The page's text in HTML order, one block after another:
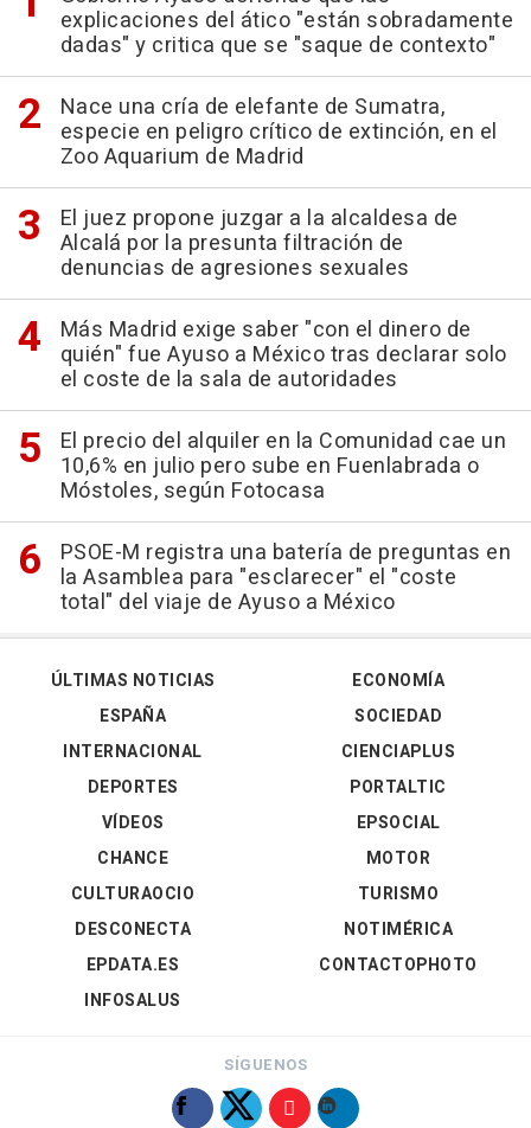
explicaciones del ático "están sobradamente
dadas" y critica que se "saque de contexto"
Nace una cría de elefante de Sumatra,
especie en peligro crítico de extinción, en el
Zoo Aquarium de Madrid
El juez propone juzgar a la alcaldesa de
Alcalá por la presunta filtración de
denuncias de agresiones sexuales
Más Madrid exige saber "con el dinero de
quién" fue Ayuso a México tras declarar solo
el coste de la sala de autoridades
El precio del alquiler en la Comunidad cae un
10,6% en julio pero sube en Fuenlabrada o
Móstoles, según Fotocasa
PSOE-M registra una batería de preguntas en
la Asamblea para "esclarecer" el "coste
total" del viaje de Ayuso a México
ÚLTIMAS NOTICIAS
ESPAÑA
INTERNACIONAL
DEPORTES
VÍDEOS
ECONOMÍA
SOCIEDAD
CIENCIAPLUS
PORTALTIC
EPSOCIAL
CHANCE
CULTURAOCIO
DESCONECTA
EPDATA.ES
INFOSALUS
MOTOR
TURISMO
NOTIMÉRICA
CONTACTOPHOTO
SÍGUENOS